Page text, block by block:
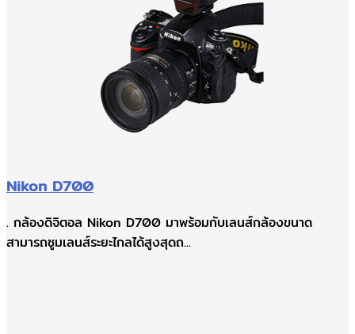
Nikon D700
. กล้องดิจิตอล Nikon D700 มาพร้อมกับเลนส์กล้องขนาด
สามารถซูมเลนส์ระยะไกลได้สูงสุดถ...